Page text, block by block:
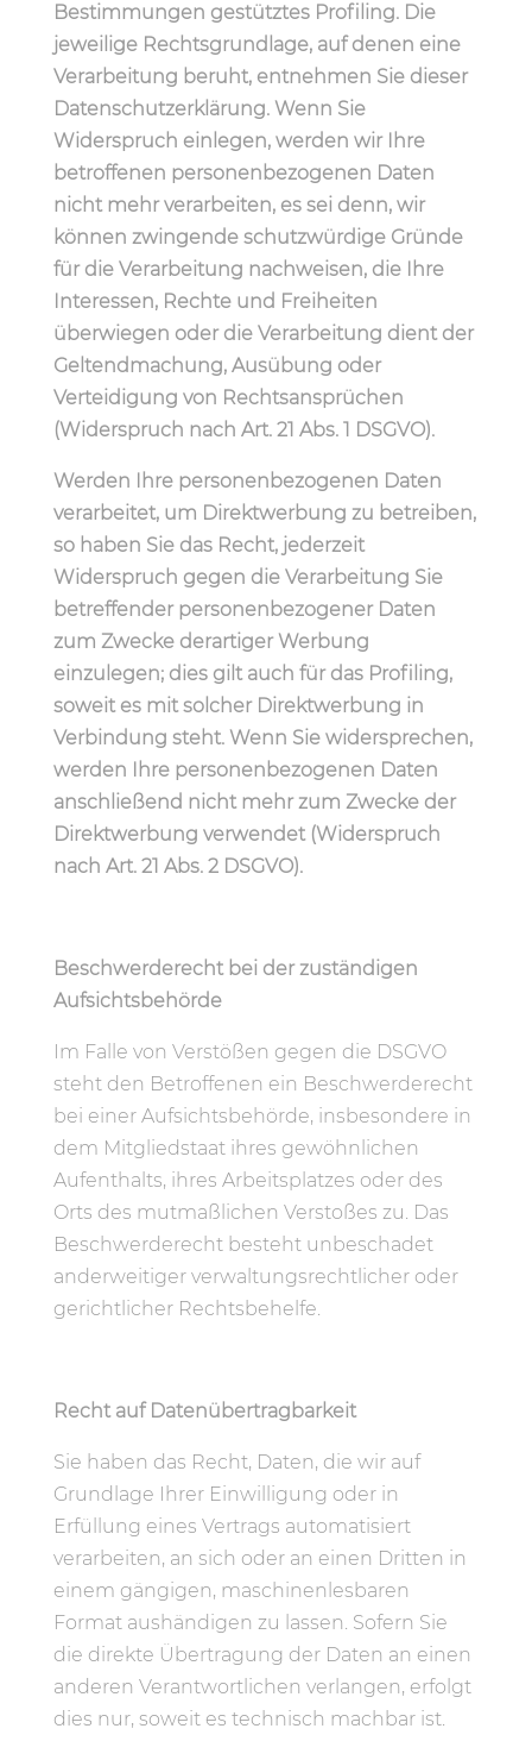
Bestimmungen gestütztes Profiling. Die
jeweilige Rechtsgrundlage, auf denen eine
Verarbeitung beruht, entnehmen Sie dieser
Datenschutzerklärung. Wenn Sie
Widerspruch einlegen, werden wir Ihre
betroffenen personenbezogenen Daten
nicht mehr verarbeiten, es sei denn, wir
können zwingende schutzwürdige Gründe
für die Verarbeitung nachweisen, die Ihre
Interessen, Rechte und Freiheiten
überwiegen oder die Verarbeitung dient der
Geltendmachung, Ausübung oder
Verteidigung von Rechtsansprüchen
(Widerspruch nach Art. 21 Abs. 1 DSGVO).
Werden Ihre personenbezogenen Daten
verarbeitet, um Direktwerbung zu betreiben,
so haben Sie das Recht, jederzeit
Widerspruch gegen die Verarbeitung Sie
betreffender personenbezogener Daten
zum Zwecke derartiger Werbung
einzulegen; dies gilt auch für das Profiling,
soweit es mit solcher Direktwerbung in
Verbindung steht. Wenn Sie widersprechen,
werden Ihre personenbezogenen Daten
anschließend nicht mehr zum Zwecke der
Direktwerbung verwendet (Widerspruch
nach Art. 21 Abs. 2 DSGVO).
Beschwerderecht bei der zuständigen
Aufsichtsbehörde
Im Falle von Verstößen gegen die DSGVO
steht den Betroffenen ein Beschwerderecht
bei einer Aufsichtsbehörde, insbesondere in
dem Mitgliedstaat ihres gewöhnlichen
Aufenthalts, ihres Arbeitsplatzes oder des
Orts des mutmaßlichen Verstoßes zu. Das
Beschwerderecht besteht unbeschadet
anderweitiger verwaltungsrechtlicher oder
gerichtlicher Rechtsbehelfe.
Recht auf Datenübertragbarkeit
Sie haben das Recht, Daten, die wir auf
Grundlage Ihrer Einwilligung oder in
Erfüllung eines Vertrags automatisiert
verarbeiten, an sich oder an einen Dritten in
einem gängigen, maschinenlesbaren
Format aushändigen zu lassen. Sofern Sie
die direkte Übertragung der Daten an einen
anderen Verantwortlichen verlangen, erfolgt
dies nur, soweit es technisch machbar ist.